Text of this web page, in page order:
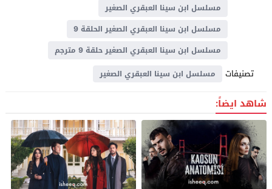
مسلسل ابن سينا العبقري الصغير
مسلسل ابن سينا العبقري الصغير الحلقة 9
مسلسل ابن سينا العبقري الصغير حلقة 9 مترجم
تصنيفات مسلسل ابن سينا العبقري الصغير
شاهد ايضاً: